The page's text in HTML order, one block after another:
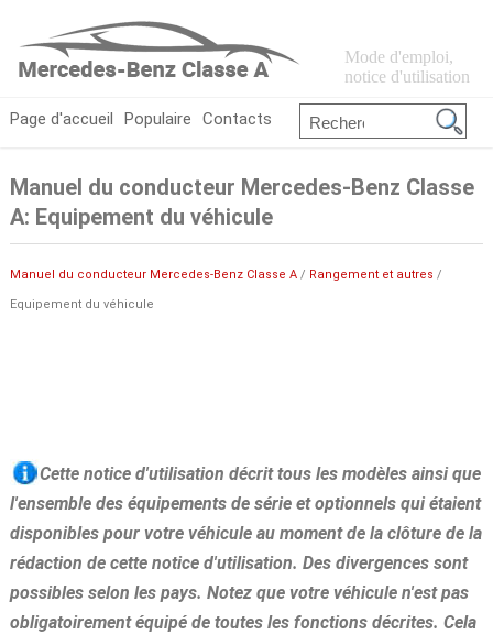
Mode d'emploi,
notice d'utilisation
Page d'accueil Populaire Contacts
Manuel du conducteur Mercedes-Benz Classe
A: Equipement du véhicule
Manuel du conducteur Mercedes-Benz Classe A/ Rangement et autres /
Equipement du véhicule
Cette notice d'utilisation décrit tous les modèles ainsi que
l'ensemble des équipements de série et optionnels qui étaient
disponibles pour votre véhicule au moment de la clôture de la
rédaction de cette notice d'utilisation. Des divergences sont
possibles selon les pays. Notez que votre véhicule n'est pas
obligatoirement équipé de toutes les fonctions décrites. Cela